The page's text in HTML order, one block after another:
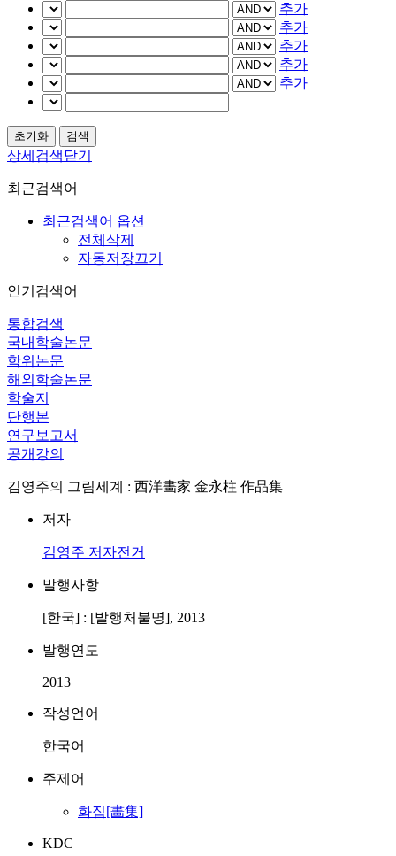
추가
추가
추가
추가
추가
상세검색닫기
최근검색어
최근검색어 옵션
전체삭제
자동저장끄기
인기검색어
통합검색
국내학술논문
학위논문
해외학술논문
학술지
단행본
연구보고서
공개강의
김영주의 그림세계 : 西洋畵家 金永柱 作品集
저자
김영주 저자전거
발행사항
[한국] : [발행처불명], 2013
발행연도
2013
작성언어
한국어
주제어
화집[畵集]
KDC